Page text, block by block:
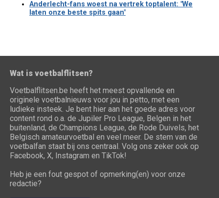
Anderlecht-fans woest na vertrek toptalent: "We
laten onze beste spits gaan"
Wat is voetbalflitsen?
Voetbalflitsen.be heeft het meest opvallende en
originele voetbalnieuws voor jou in petto, met een
ludieke insteek. Je bent hier aan het goede adres voor
content rond o.a. de Jupiler Pro League, Belgen in het
buitenland, de Champions League, de Rode Duivels, het
Belgisch amateurvoetbal en veel meer. De stem van de
voetbalfan staat bij ons centraal. Volg ons zeker ook op
Facebook, X, Instagram en TikTok!
Heb je een fout gespot of opmerking(en) voor onze
redactie?